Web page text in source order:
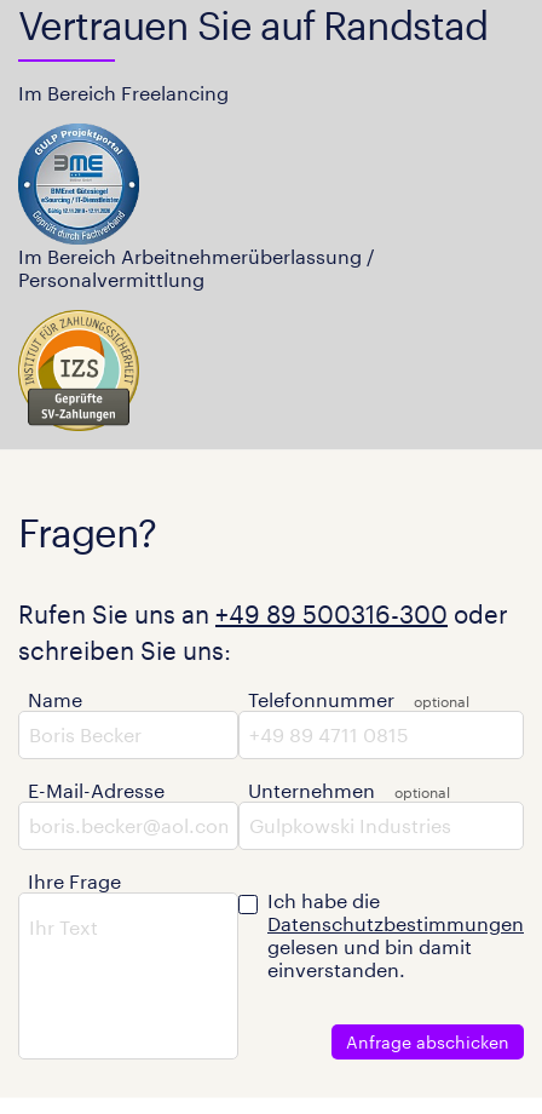
Vertrauen Sie auf Randstad
Im Bereich Freelancing
Im Bereich Arbeitnehmerüberlassung /
Personalvermittlung
Fragen?
Rufen Sie uns an +49 89 500316-300 oder
schreiben Sie uns:
Name
E-Mail-Adresse
Ihre Frage
Telefonnummer
Unternehmen
Ich habe die
Datenschutzbestimmungen
gelesen und bin damit
einverstanden.
Anfrage abschicken